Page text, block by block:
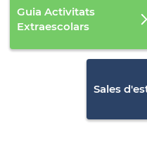
Guia Activitats
Extraescolars
Sales